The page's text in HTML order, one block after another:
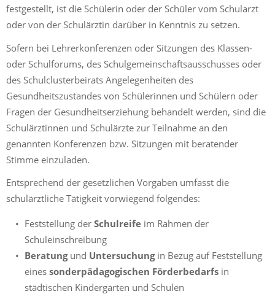
festgestellt, ist die Schülerin oder der Schüler vom Schularzt
oder von der Schulärztin darüber in Kenntnis zu setzen.
Sofern bei Lehrerkonferenzen oder Sitzungen des Klassen-
oder Schulforums, des Schulgemeinschaftsausschusses oder
des Schulclusterbeirats Angelegenheiten des
Gesundheitszustandes von Schülerinnen und Schülern oder
Fragen der Gesundheitserziehung behandelt werden, sind die
Schulärztinnen und Schulärzte zur Teilnahme an den
genannten Konferenzen bzw. Sitzungen mit beratender
Stimme einzuladen.
Entsprechend der gesetzlichen Vorgaben umfasst die
schulärztliche Tätigkeit vorwiegend folgendes:
Feststellung der Schulreife im Rahmen der
Schuleinschreibung
Beratungund Untersuchungin Bezug auf Feststellung
eines sonderpädagogischen Förderbedarfs in
städtischen Kindergärten und Schulen